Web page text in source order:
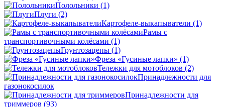
Полольники (1)
Плуги (2)
Картофеле-выкапыватели (1)
Рамы с
транспортивочными колёсами (1)
Грунтозацепы (1)
Фреза «Гусиные лапки» (1)
Тележки для мотоблоков (2)
Принадлежности для
газонокосилок
Принадлежности для
триммеров (93)